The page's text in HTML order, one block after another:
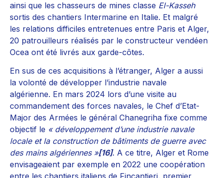
ainsi que les chasseurs de mines classe El-Kasseh
sortis des chantiers Intermarine en Italie. Et malgré
les relations difficiles entretenues entre Paris et Alger,
20 patrouilleurs réalisés par le constructeur vendéen
Ocea ont été livrés aux garde-côtes.
En sus de ces acquisitions à l’étranger, Alger a aussi
la volonté de développer l’industrie navale
algérienne. En mars 2024 lors d’une visite au
commandement des forces navales, le Chef d’Etat-
Major des Armées le général Chanegriha fixe comme
objectif le « développement d’une industrie navale
locale et la construction de bâtiments de guerre avec
des mains algériennes »[16]. A ce titre, Alger et Rome
envisageaient par exemple en 2022 une coopération